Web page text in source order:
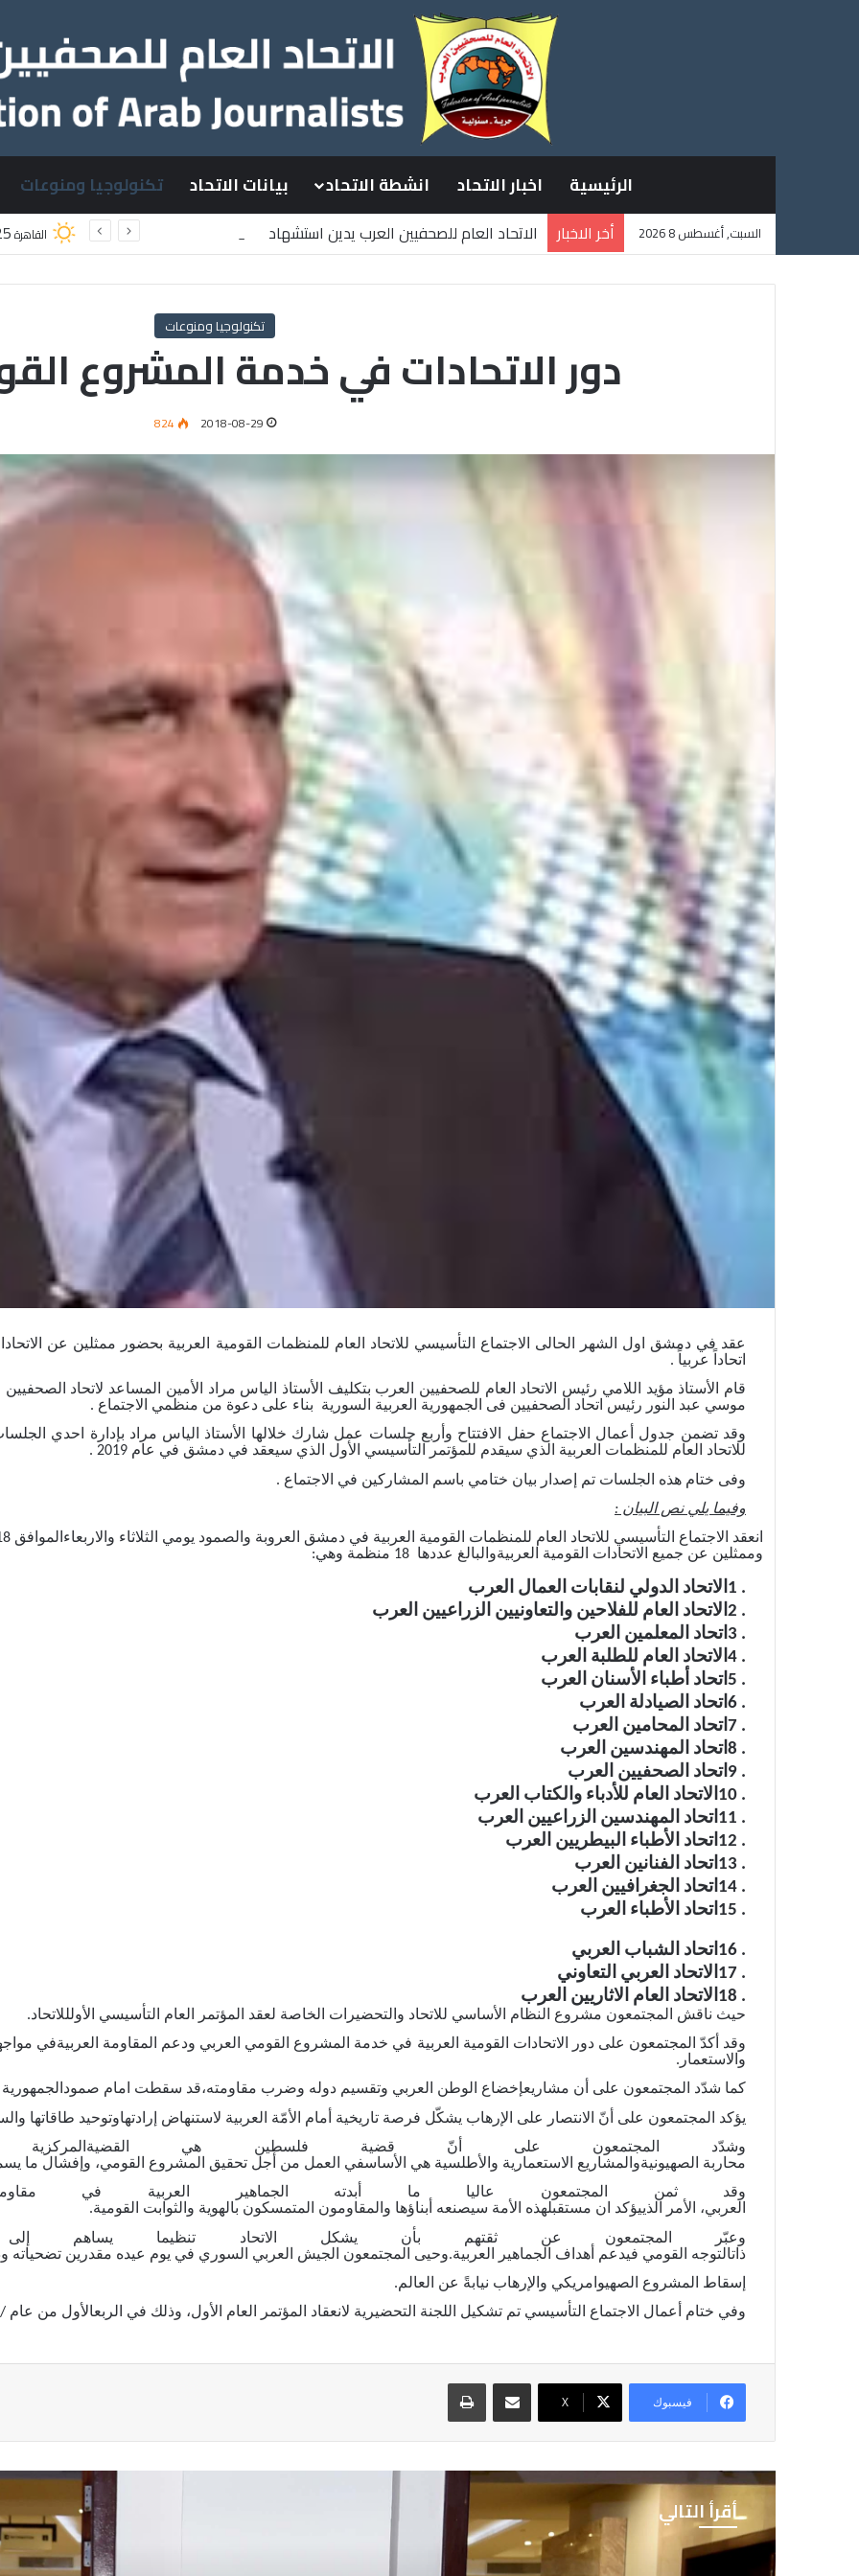
الرئيسية اخبار الاتحاد انشطة الاتحاد بيانات الاتحاد تكنولوجيا ومنوعات
السبت, أغسطس 8 2026 أخر الاخبار
الاتحاد العام للصحفيين العرب يدين استشهاد
القاهرة
تكنولوجيا ومنوعات
دور الاتحادات في خدمة المشروع
2018-08-29
824
عقد في دمشق اول الشهر الحالى الاجتماع التأسيسي للاتحاد العام للمنظمات القومية العربية بحضور ممثلين عن الاتحادات
اتحاداً عربياً .
قام الأستاذ مؤيد اللامي رئيس الاتحاد العام للصحفيين العرب بتكليف الأستاذ الياس مراد الأمين المساعد لاتحاد
موسي عبد النور رئيس اتحاد الصحفيين فى الجمهورية العربية السورية بناء على دعوة من منظمي الاجتماع .
وقد تضمن جدول أعمال الاجتماع حفل الافتتاح وأربع جلسات عمل شارك خلالها الأستاذ الياس مراد بإدارة احدي
للاتحاد العام للمنظمات العربية الذي سيقدم للمؤتمر التأسيسي الأول الذي سيعقد في دمشق في عام 2019 .
وفى ختام هذه الجلسات تم إصدار بيان ختامي باسم المشاركين في الاجتماع .
وفيما يلي نص البيان :
انعقد الاجتماع التأسيسي للاتحاد العام للمنظمات القومية العربية في دمشق العروبة والصمود يومي الثلاثاء والاربعاءالموافق
وممثلين عن جميع الاتحادات القومية العربيةوالبالغ عددها 18 منظمة وهي:
.
1 الاتحاد الدولي لنقابات العمال العرب
.
2 الاتحاد العام للفلاحين والتعاونيين الزراعيين العرب
.
3 اتحاد المعلمين العرب
.
4 الاتحاد العام للطلبة العرب
.
5 اتحاد أطباء الأسنان العرب
.
6 اتحاد الصيادلة العرب
.
7 اتحاد المحامين العرب
.
8 اتحاد المهندسين العرب
.
9 اتحاد الصحفيين العرب
.
10 الاتحاد العام للأدباء والكتاب العرب
.
11 اتحاد المهندسين الزراعيين العرب
.
12 اتحاد الأطباء البيطريين العرب
.
13 اتحاد الفنانين العرب
.
14 اتحاد الجغرافيين العرب
.
15 اتحاد الأطباء العرب
.
16 اتحاد الشباب العربي
.
17 الاتحاد العربي التعاوني
.
18 الاتحاد العام الاثاريين العرب
حيث ناقش المجتمعون مشروع النظام الأساسي للاتحاد والتحضيرات الخاصة لعقد المؤتمر العام التأسيسي الأولللاتحاد.
وقد
أكدّ المجتمعون على دور الاتحادات القومية العربية في خدمة المشروع القومي العربي ودعم المقاومة العربيةفي
والاستعمار .
كما شدّد المجتمعون على أن مشاريعإخضاع الوطن العربي وتقسيم دوله وضرب مقاومته،قد سقطت امام صمودالجمهورية
يؤكد
المجتمعون على أنّ الانتصار على الإرهاب يشكّل فرصة تاريخية أمام الأمّة العربية لاستنهاض إرادتهاوتوحيد طاقاتها
وشدّد
المجتمعون على أنّ قضية فلسطين هي القضية المركزية
محاربة
الصهيونيةوالمشاريع الاستعمارية والأطلسية هي الأساسفي العمل من أجل تحقيق المشروع القومي، وإفشال ما
وقد
ثمن المجتمعون عاليا ما أبدته الجماهير العربية في
العربي، الأمر الذييؤكد ان مستقبلهذه الأمة سيصنعه أبناؤها والمقاومون المتمسكون بالهوية والثوابت القومية.
وعبّر
المجتمعون عن ثقتهم بأن يشكل الاتحاد تنظيما يساهم إلى
ذاتالتوجه القومي فيدعم أهداف الجماهير العربية.وحيى المجتمعون الجيش العربي السوري في يوم عيده مقدرين تضحياته
إسقاط
المشروع الصهيوامريكي والإرهاب نيابةً عن العالم.
وفي ختام أعمال الاجتماع التأسيسي تم تشكيل اللجنة التحضيرية لانعقاد المؤتمر العام الأول، وذلك في الربعالأول من عام
فيسبوك X
مشاركة عبر البريد طباعة
أقرأ التالي